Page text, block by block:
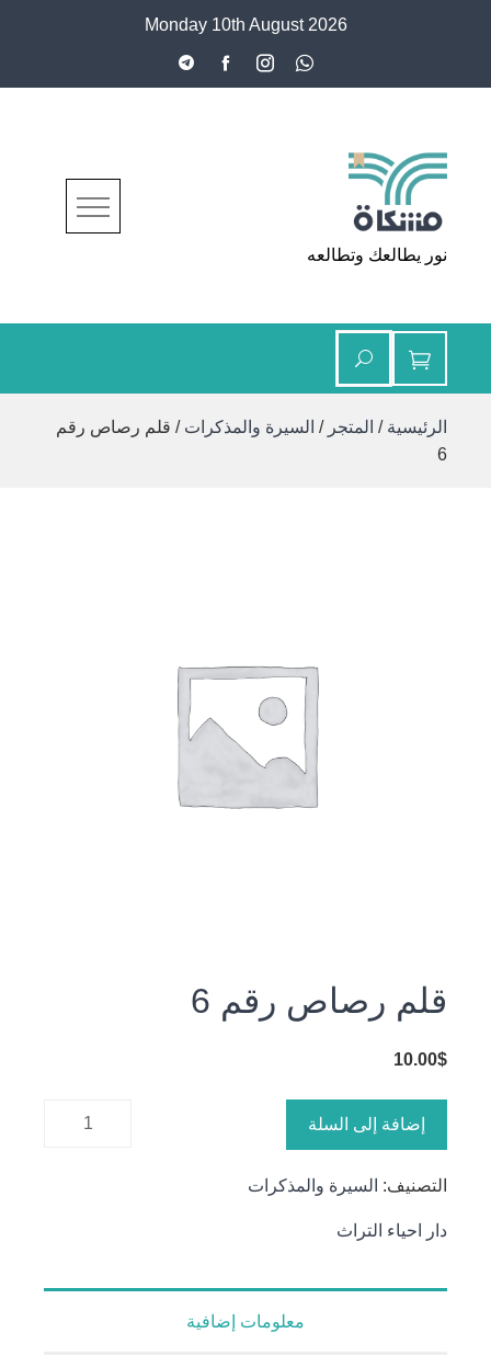
Monday 10th August 2026
مشكاة
نور يطالعك وتطالعه
الرئيسية / المتجر / السيرة والمذكرات / قلم رصاص رقم
6
قلم رصاص رقم 6
10.00$
كمية قلم
إضافة إلى السلة
التصنيف: السيرة والمذكرات
دار احياء التراث
معلومات إضافية